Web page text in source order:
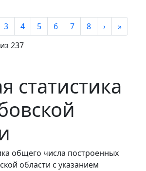
3 4 5 6 7 8 ›
»
237
статистика
общего числа построенных
области с указанием